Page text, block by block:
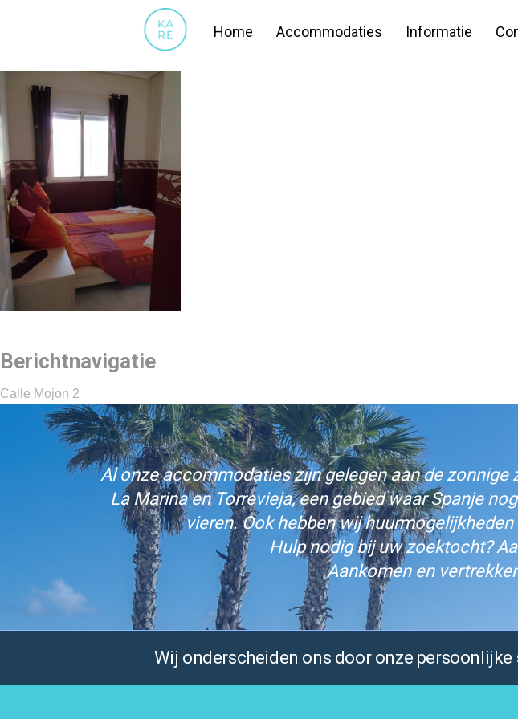
Home Accommodaties Informatie
Berichtnavigatie
Calle Mojon 2
Al onze accommodaties zijn gelegen aan de zonnige
La Marina en Torrevieja, een gebied waar Spanje
vieren. Ook hebben wij
Hulp nodig bij uw zoektocht?
Aankomen en
Wij onderscheiden ons door onze